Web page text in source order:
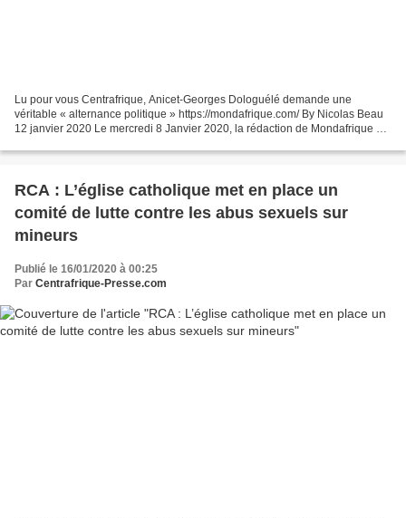
Lu pour vous Centrafrique, Anicet-Georges Dologuélé demande une
véritable « alternance politique » https://mondafrique.com/ By Nicolas Beau
12 janvier 2020 Le mercredi 8 Janvier 2020, la rédaction de Mondafrique a
RCA : L’église catholique met en place un
comité de lutte contre les abus sexuels sur
mineurs
Publié le 16/01/2020 à 00:25
Par Centrafrique-Presse.com